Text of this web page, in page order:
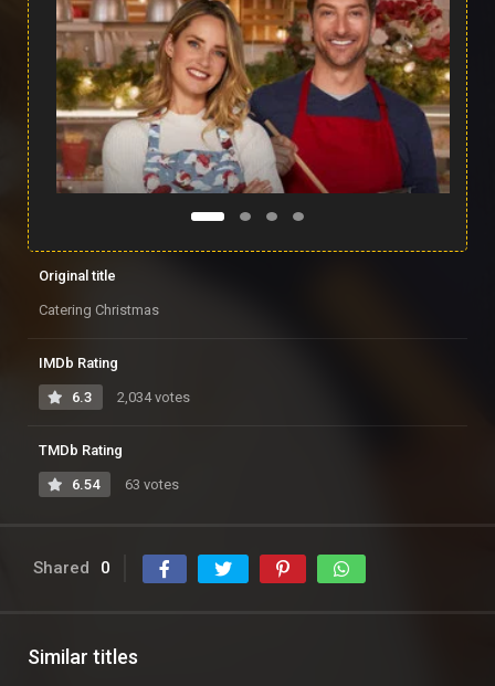
Original title
Catering Christmas
IMDb Rating
6.3 2,034 votes
TMDb Rating
6.54 63 votes
Shared 0
Similar titles